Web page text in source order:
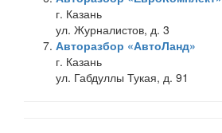
г. Казань
ул. Журналистов, д. 3
Авторазбор «АвтоЛанд»
г. Казань
ул. Габдуллы Тукая, д. 91